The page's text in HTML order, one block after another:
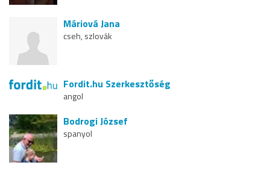
Máriová Jana
cseh, szlovák
Fordit.hu Szerkesztőség
angol
Bodrogi József
spanyol